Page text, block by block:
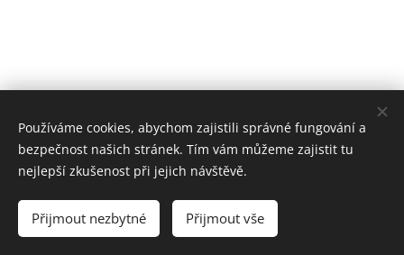
Vytvořeno službou Cookies
Používáme cookies, abychom zajistili správné fungování a
bezpečnost našich stránek. Tím vám můžeme zajistit tu
nejlepší zkušenost při jejich návštěvě.
Přijmout nezbytné Přijmout vše